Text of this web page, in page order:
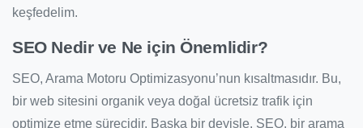
keşfedelim.
SEO Nedir ve Ne için Önemlidir?
SEO, Arama Motoru Optimizasyonu’nun kısaltmasıdır. Bu,
bir web sitesini organik veya doğal ücretsiz trafik için
optimize etme sürecidir. Başka bir deyişle, SEO, bir arama